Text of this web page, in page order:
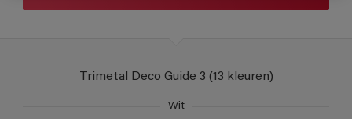
Trimetal Deco Guide 3 (13 kleuren)
Wit